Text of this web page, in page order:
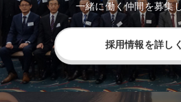
一緒に働く仲間を募集
採用情報を詳し